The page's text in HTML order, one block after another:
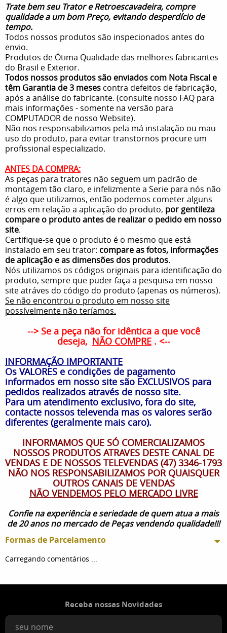
Trate bem seu Trator e Retroescavadeira, compre
qualidade a um bom Preço, evitando desperdício de
tempo.
Todos nossos produtos são inspecionados antes do
envio.
Produtos de Ótima Qualidade das melhores fabricantes
do Brasil e Exterior.
Todos nossos produtos são enviados com Nota Fiscal e
têm Garantia de 3 meses contra defeitos de fabricação,
após a análise do fabricante. (consulte nosso FAQ para
mais informações - somente na versão para
COMPUTADOR de nosso Website).
Não nos responsabilizamos pela má instalação ou mau
uso do produto, para evitar transtornos procure um
profissional especializado.
ANTES DA COMPRA:
As peças para tratores não seguem um padrão de
montagem tão claro, e infelizmente a Serie para nós não
é algo que utilizamos, então podemos cometer alguns
erros em relação a aplicação do produto, por gentileza
compare o produto antes de realizar o pedido em nosso
site.
Certifique-se que o produto é o mesmo que está
instalado em seu trator: compare as fotos, informações
de aplicação e as dimensões dos produtos.
Nós utilizamos os códigos originais para identificação do
produto, sempre que puder faça a pesquisa em nosso
site atráves do código do produto (apenas os números).
Se não encontrou o produto em nosso site
possívelmente não teríamos.
--> Se a peça não for idêntica a que você
deseja, NÃO COMPRE. <--
INFORMAÇÃO IMPORTANTE
Os VALORES e condições de pagamento
informados em nosso site são EXCLUSIVOS para
pedidos realizados através de nosso site.
Para um atendimento exclusivo, fora do site,
contacte nossos televenda mas os valores serão
diferentes (geralmente mais caro).
INFORMAMOS QUE SÓ COMERCIALIZAMOS
NOSSOS PRODUTOS ATRAVES DESTE CANAL DE
VENDAS E DE NOSSOS TELEVENDAS (47) 3346-1793
NÃO NOS RESPONSABILIZAMOS POR QUAISQUER
OUTROS CANAIS DE VENDAS
NÃO VENDEMOS PELO MERCADO LIVRE
Confie na experiência e seriedade de quem atua a mais
de 20 anos no mercado de Peças vendendo qualidade!!!
Formas de Parcelamento
Carregando comentários ...
Receba nossas Novidades